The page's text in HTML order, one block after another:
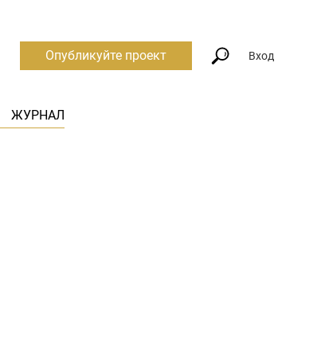
ЖУРНАЛ
Опубликуйте проект Вход